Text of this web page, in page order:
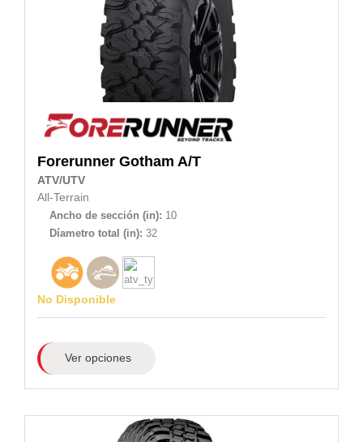
Forerunner Gotham A/T
ATV/UTV
All-Terrain
Ancho de sección (in): 10
Díametro total (in): 32
No Disponible
Ver opciones